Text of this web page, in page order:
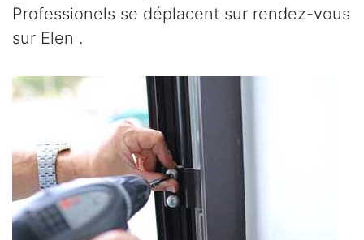
Professionels se déplacent sur rendez-vous
sur Elen .